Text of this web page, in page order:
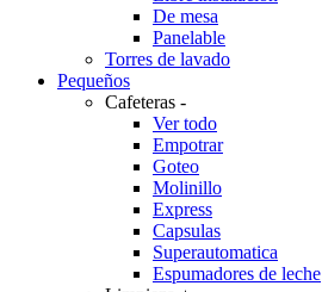
De mesa
Panelable
Torres de lavado
Pequeños
Cafeteras -
Ver todo
Empotrar
Goteo
Molinillo
Express
Capsulas
Superautomatica
Espumadores de leche